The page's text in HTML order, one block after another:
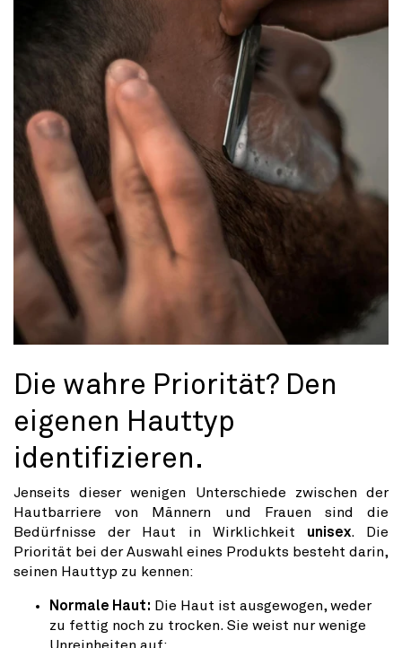
Die wahre Priorität? Den
eigenen Hauttyp
identifizieren.
Jenseits dieser wenigen Unterschiede zwischen der
Hautbarriere von Männern und Frauen sind die
Bedürfnisse der Haut in Wirklichkeit unisex. Die
Priorität bei der Auswahl eines Produkts besteht darin,
seinen Hauttyp zu kennen:
Normale Haut: Die Haut ist ausgewogen, weder
zu fettig noch zu trocken. Sie weist nur wenige